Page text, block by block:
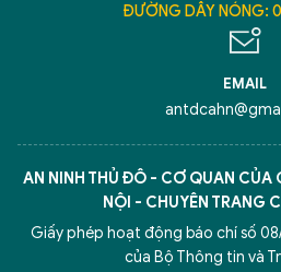
ĐƯỜNG DÂY NÓNG:
EMAIL
AN NINH THỦ ĐÔ - CƠ QUAN CỦA
NỘI - CHUYÊN TRANG
Giấy phép hoạt động báo chí số
của Bộ Thông tin và